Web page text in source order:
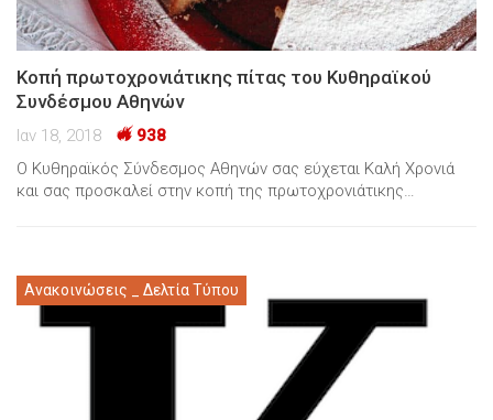
Κοπή πρωτοχρονιάτικης πίτας του Κυθηραϊκού
Συνδέσμου Αθηνών
Ιαν 18, 2018
938
Ο Κυθηραϊκός Σύνδεσμος Αθηνών σας εύχεται Καλή Χρονιά
και σας προσκαλεί στην κοπή της πρωτοχρονιάτικης…
Ανακοινώσεις _ Δελτία Τύπου